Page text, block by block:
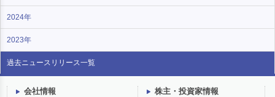
2024年
2023年
過去ニュース リリース一覧
会社情報 株主・投資家情報